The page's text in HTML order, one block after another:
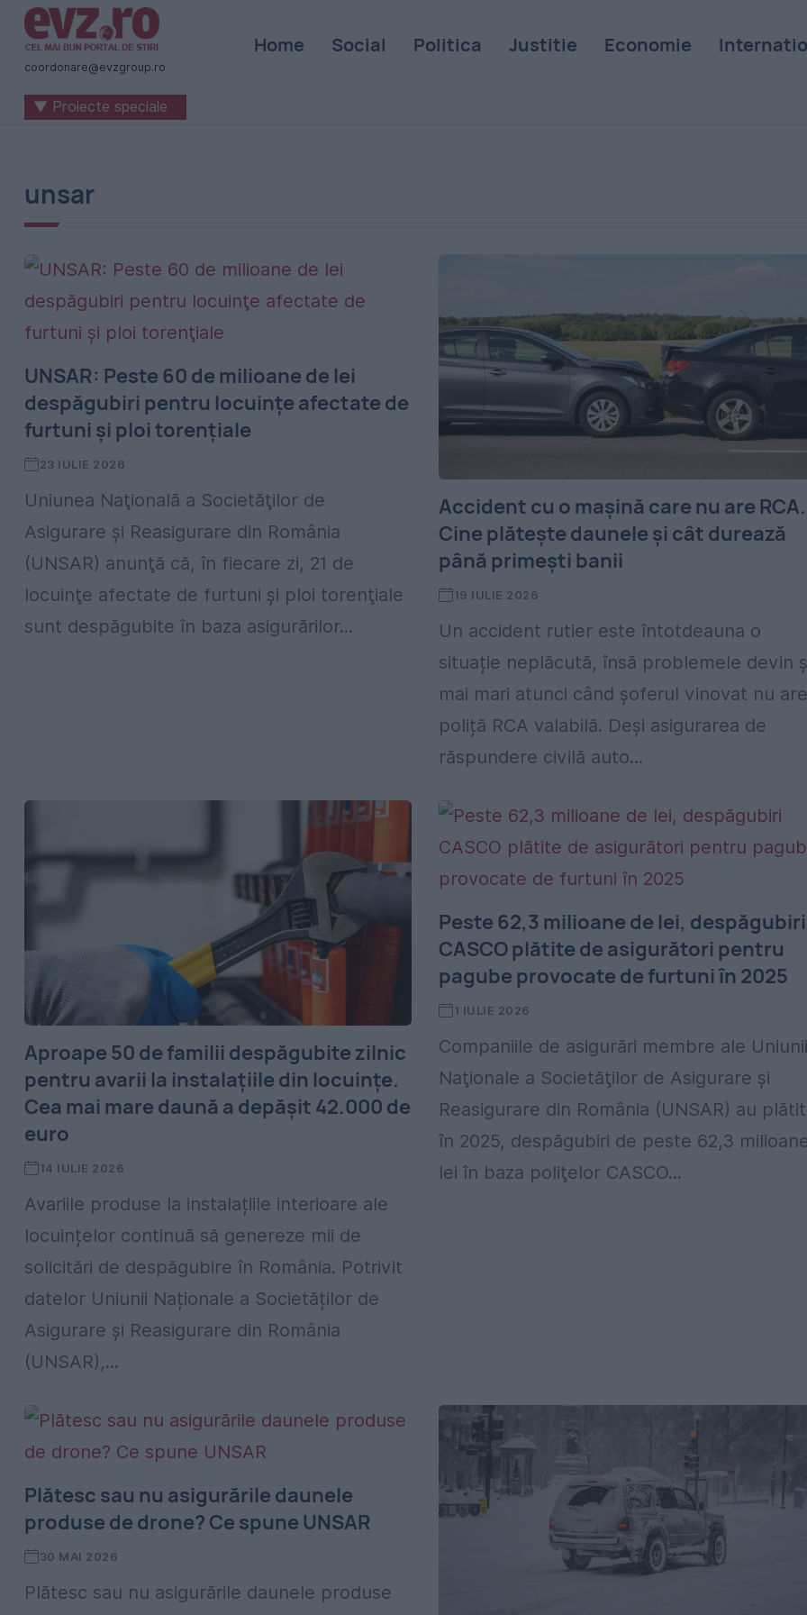
Știri
naționale
internaționale
-
Zilei
coordonare@evzgroup.ro
Home Social Politica Justitie Economie
▼ Proiecte speciale
unsar
UNSAR: Peste 60 de milioane de lei
despăgubiri pentru locuinţe afectate de
furtuni și ploi torenţiale
23 IULIE 2026
Uniunea Naţională a Societăţilor de
Asigurare şi Reasigurare din România
(UNSAR) anunţă că, în fiecare zi, 21 de
locuinţe afectate de furtuni şi ploi torenţiale
sunt despăgubite în baza asigurărilor...
Accident cu o mașină care nu are RCA.
Cine plătește daunele și cât durează
până primești banii
19 IULIE 2026
Un accident rutier este întotdeauna o
situație neplăcută, însă problemele devin
mai mari atunci când șoferul vinovat nu
poliță RCA valabilă. Deși asigurarea de
răspundere civilă auto...
Aproape 50 de familii despăgubite zilnic
pentru avarii la instalațiile din locuințe.
Cea mai mare daună a depășit 42.000 de
euro
14 IULIE 2026
Avariile produse la instalațiile interioare ale
locuințelor continuă să genereze mii de
solicitări de despăgubire în România. Potrivit
datelor Uniunii Naționale a Societăților de
Asigurare și Reasigurare din România
(UNSAR),...
Peste 62,3 milioane de lei, despăgubiri
CASCO plătite de asigurători pentru
pagube provocate de furtuni în 2025
1 IULIE 2026
Companiile de asigurări membre ale Uniunii
Naţionale a Societăţilor de Asigurare şi
Reasigurare din România (UNSAR) au
în 2025, despăgubiri de peste 62,3
lei în baza poliţelor CASCO...
Plătesc sau nu asigurările daunele
produse de drone? Ce spune UNSAR
30 MAI 2026
Plătesc sau nu asigurările daunele produse